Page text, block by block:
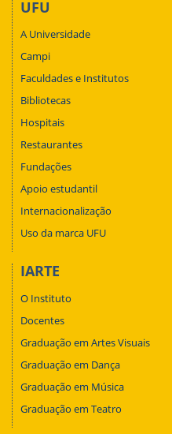
UFU
A Universidade
Campi
Faculdades e Institutos
Bibliotecas
Hospitais
Restaurantes
Fundações
Apoio estudantil
Internacionalização
Uso da marca UFU
IARTE
O Instituto
Docentes
Graduação em Artes Visuais
Graduação em Dança
Graduação em Música
Graduação em Teatro